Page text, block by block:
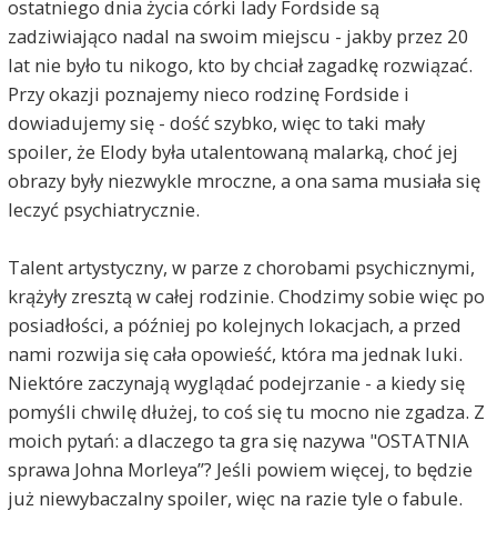
ostatniego dnia życia córki lady Fordside są
zadziwiająco nadal na swoim miejscu - jakby przez 20
lat nie było tu nikogo, kto by chciał zagadkę rozwiązać.
Przy okazji poznajemy nieco rodzinę Fordside i
dowiadujemy się - dość szybko, więc to taki mały
spoiler, że Elody była utalentowaną malarką, choć jej
obrazy były niezwykle mroczne, a ona sama musiała się
leczyć psychiatrycznie.
Talent artystyczny, w parze z chorobami psychicznymi,
krążyły zresztą w całej rodzinie. Chodzimy sobie więc po
posiadłości, a później po kolejnych lokacjach, a przed
nami rozwija się cała opowieść, która ma jednak luki.
Niektóre zaczynają wyglądać podejrzanie - a kiedy się
pomyśli chwilę dłużej, to coś się tu mocno nie zgadza. Z
moich pytań: a dlaczego ta gra się nazywa "OSTATNIA
sprawa Johna Morleya”? Jeśli powiem więcej, to będzie
już niewybaczalny spoiler, więc na razie tyle o fabule.